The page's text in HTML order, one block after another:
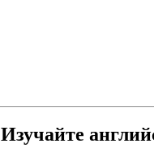
Изучайте